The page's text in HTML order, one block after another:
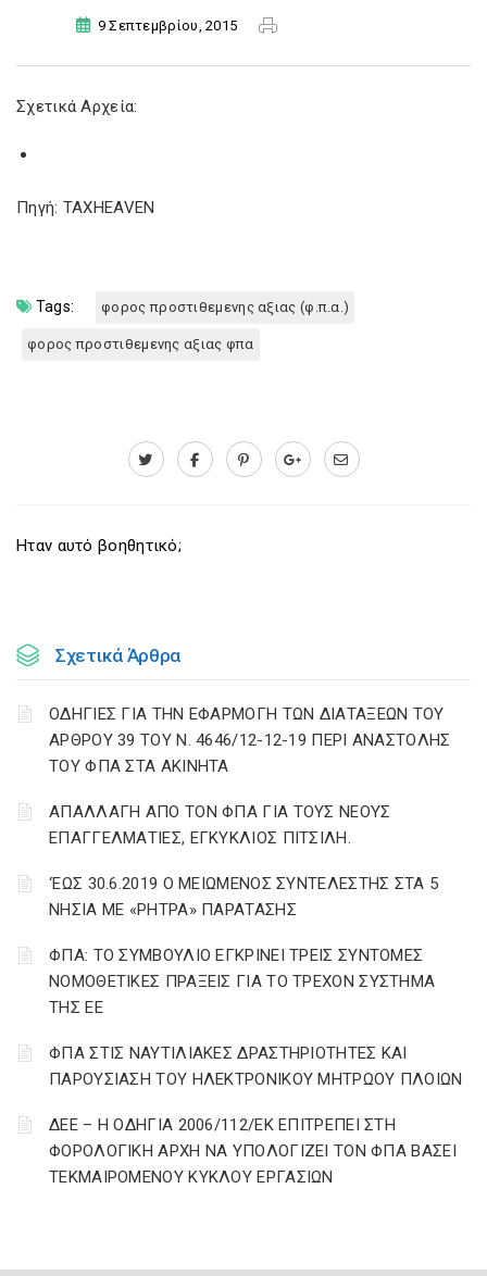
9 Σεπτεμβρίου, 2015
Σχετικά Αρχεία:
Πηγή: TAXHEAVEN
Tags: φορος προστιθεμενης αξιας (φ.π.α.)
φορος προστιθεμενης αξιας φπα
Ηταν αυτό βοηθητικό;
Σχετικά Άρθρα
ΟΔΗΓΙΕΣ ΓΙΑ ΤΗΝ ΕΦΑΡΜΟΓΗ ΤΩΝ ΔΙΑΤΑΞΕΩΝ ΤΟΥ
ΑΡΘΡΟΥ 39 ΤΟΥ Ν. 4646/12-12-19 ΠΕΡΙ ΑΝΑΣΤΟΛΗΣ
ΤΟΥ ΦΠΑ ΣΤΑ ΑΚΙΝΗΤΑ
ΑΠΑΛΛΑΓΗ ΑΠΟ ΤΟΝ ΦΠΑ ΓΙΑ ΤΟΥΣ ΝΕΟΥΣ
ΕΠΑΓΓΕΛΜΑΤΙΕΣ, ΕΓΚΥΚΛΙΟΣ ΠΙΤΣΙΛΗ.
‘ΕΩΣ 30.6.2019 Ο ΜΕΙΩΜΕΝΟΣ ΣΥΝΤΕΛΕΣΤΗΣ ΣΤΑ 5
ΝΗΣΙΑ ΜΕ «ΡΗΤΡΑ» ΠΑΡΑΤΑΣΗΣ
ΦΠΑ: ΤΟ ΣΥΜΒΟΥΛΙΟ ΕΓΚΡΙΝΕΙ ΤΡΕΙΣ ΣΥΝΤΟΜΕΣ
ΝΟΜΟΘΕΤΙΚΕΣ ΠΡΑΞΕΙΣ ΓΙΑ ΤΟ ΤΡΕΧΟΝ ΣΥΣΤΗΜΑ
ΤΗΣ ΕΕ
ΦΠΑ ΣΤΙΣ ΝΑΥΤΙΛΙΑΚΕΣ ΔΡΑΣΤΗΡΙΟΤΗΤΕΣ ΚΑΙ
ΠΑΡΟΥΣΙΑΣΗ ΤΟΥ ΗΛΕΚΤΡΟΝΙΚΟΥ ΜΗΤΡΩΟΥ ΠΛΟΙΩΝ
ΔΕΕ – Η ΟΔΗΓΙΑ 2006/112/ΕΚ ΕΠΙΤΡΕΠΕΙ ΣΤΗ
ΦΟΡΟΛΟΓΙΚΗ ΑΡΧΗ ΝΑ ΥΠΟΛΟΓΙΖΕΙ ΤΟΝ ΦΠΑ ΒΑΣΕΙ
ΤΕΚΜΑΙΡΟΜΕΝΟΥ ΚΥΚΛΟΥ ΕΡΓΑΣΙΩΝ